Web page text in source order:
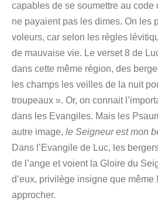
capables de se soumettre au code
ne payaient pas les dimes. On les
voleurs, car selon les règles
de mauvaise vie. Le verset 8 de
dans cette même région, des
les champs les veilles de la nuit
troupeaux ». Or, on connait
dans les Evangiles. Mais les
autre image, le Seigneur est mon
Dans l’Evangile de Luc, les
de l’ange et voient la Gloire du
d’eux, privilège insigne que même
approcher.